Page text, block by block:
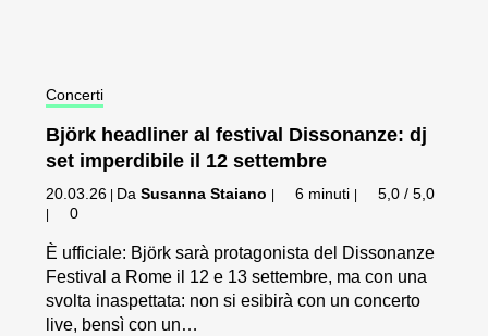
Concerti
Björk headliner al festival Dissonanze: dj
set imperdibile il 12 settembre
20.03.26 DaSusanna Staiano 6 minuti 5,0 / 5,0
0
È ufficiale: Björk sarà protagonista del Dissonanze
Festival a Rome il 12 e 13 settembre, ma con una
svolta inaspettata: non si esibirà con un concerto
live, bensì con un…